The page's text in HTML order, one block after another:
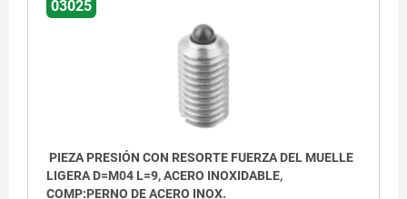
03025
PIEZA PRESIÓN CON RESORTE FUERZA DEL MUELLE
LIGERA D=M04 L=9, ACERO INOXIDABLE,
COMP:PERNO DE ACERO INOX.